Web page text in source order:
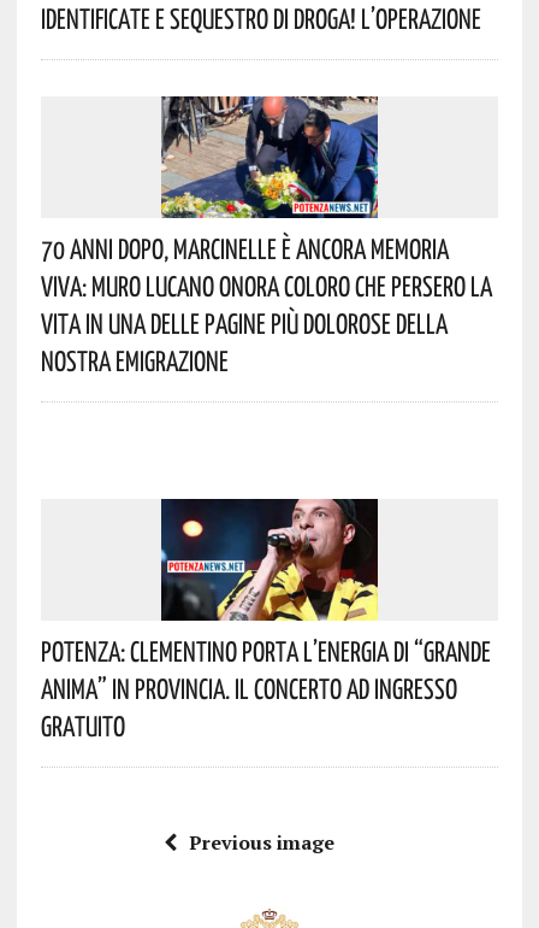
Identificate E Sequestro Di Droga! L’operazione
70 Anni Dopo, Marcinelle È Ancora Memoria
Viva: Muro Lucano Onora Coloro Che Persero La
Vita In Una Delle Pagine Più Dolorose Della
Nostra Emigrazione
Potenza: Clementino Porta L’energia Di “Grande
Anima” In Provincia. Il Concerto Ad Ingresso
Gratuito
Previous image